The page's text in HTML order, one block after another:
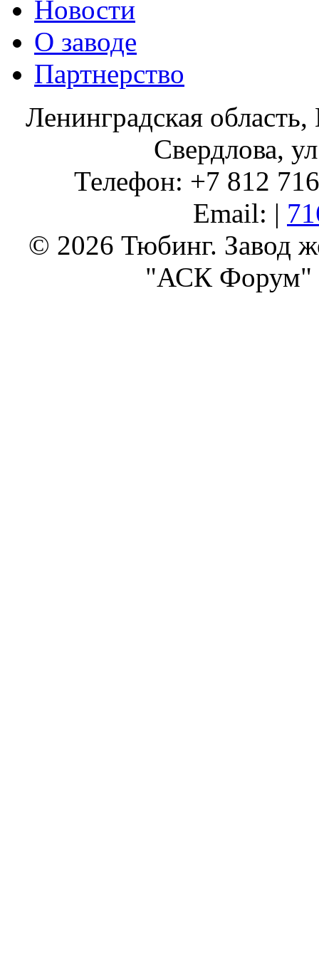
Новости
О заводе
Партнерство
Ленинградская
Свердлова,
Телефон: +7 812
Email: |
© 2026 Тюбинг. Завод
"АСК Форум"